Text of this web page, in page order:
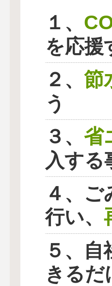
１、
を応援
２、 節
う
３、 省
入する
４、
行い、
５、
きるだ